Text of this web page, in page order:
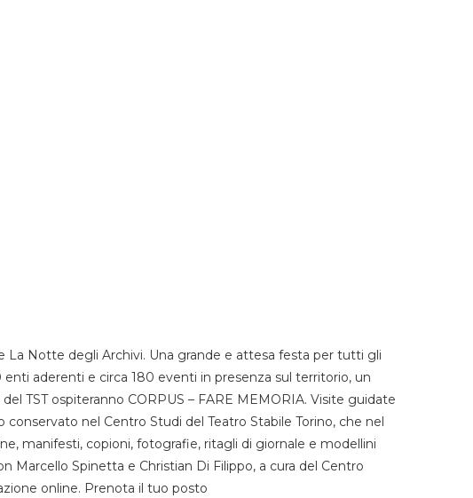
La Notte degli Archivi. Una grande e attesa festa per tutti gli
aderenti e circa 180 eventi in presenza sul territorio, un
TST ospiteranno CORPUS – FARE MEMORIA. Visite guidate
nel Centro Studi del Teatro Stabile Torino, che nel
manifesti, copioni, fotografie, ritagli di giornale e modellini
Marcello Spinetta e Christian Di Filippo, a cura del Centro
online. Prenota il tuo posto